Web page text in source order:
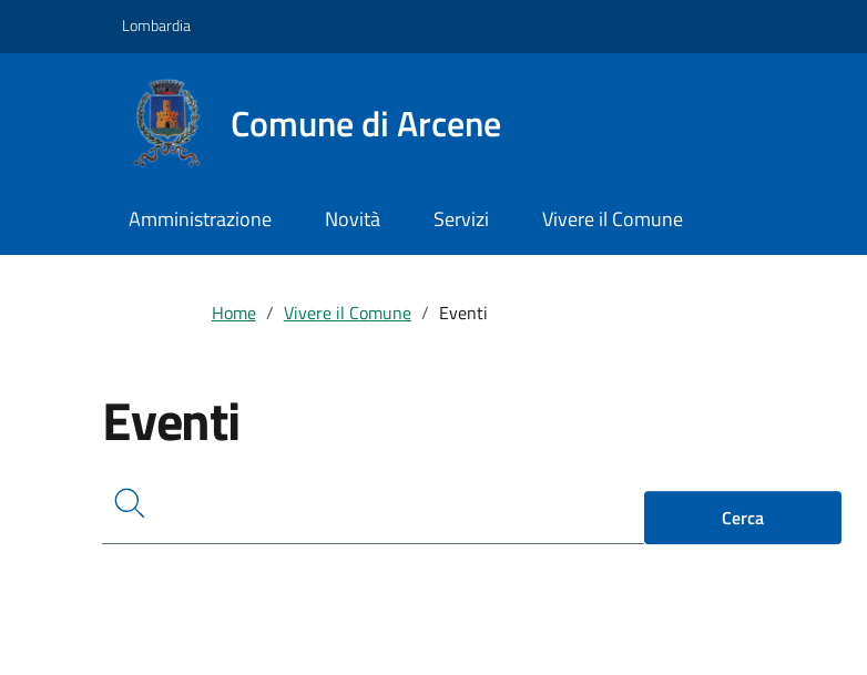
Vai ai contenutiLombardia
Comune di Arcene
Amministrazione Novità Servizi Vivere il Comune
Home Vivere il Comune Eventi
Eventi
Cerca